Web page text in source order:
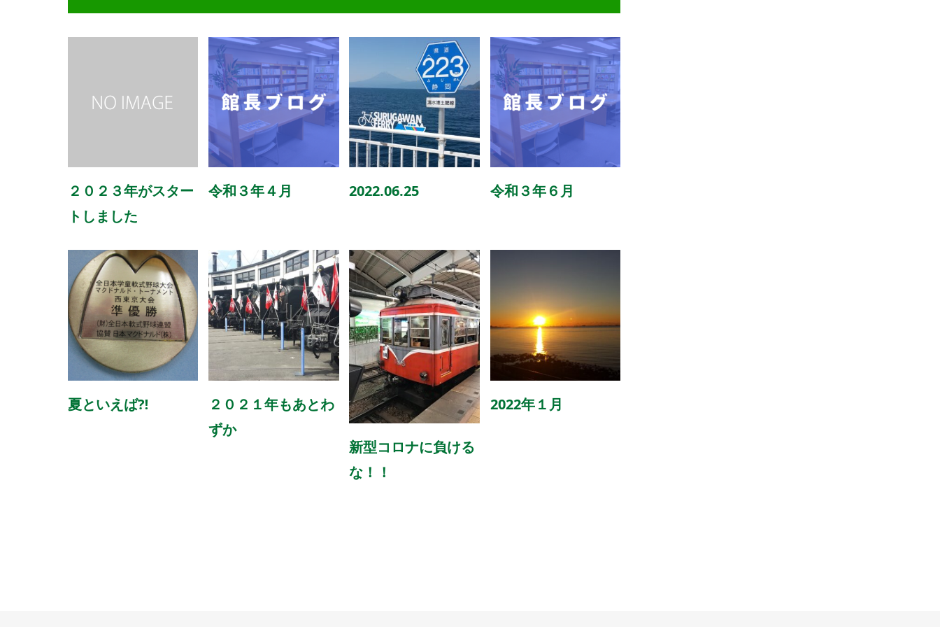
２０２３年がスター
トしました
令和３年４月 2022.06.25 令和３年６月
夏といえば⁈
２０２１年もあとわ
ずか
新型コロナに負ける
な！！
2022年１月